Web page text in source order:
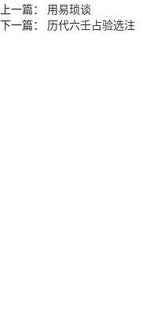
上一篇： 用易琐谈
下一篇： 历代六壬占验选注